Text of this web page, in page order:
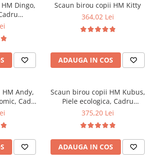
5 cm
6.5 cm
Dingo,
Inaltime
Scaun birou copii HM Kitty
364,02 Lei
ADAUGA IN COS
Andy,
Cadru
Scaun birou copii HM Kubus,
Piele ecologica, Cadru
Polipropilena, Roti cauciucate,
Galben
375,20 Lei
ADAUGA IN COS